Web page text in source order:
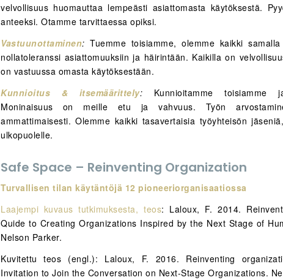
velvollisuus huomauttaa lempeästi asiattomasta käytöksestä.
anteeksi. Otamme tarvittaessa opiksi.
Vastuunottaminen:Tuemme toisiamme, olemme kaikki
nollatoleranssi asiattomuuksiin ja häirintään. Kaikilla on
on vastuussa omasta käytöksestään.
Kunnioitus & itsemäärittely: Kunnioitamme toisiamme
Moninaisuus on meille etu ja vahvuus. Työn
ammattimaisesti. Olemme kaikki tasavertaisia työyhteisön
ulkopuolelle.
Safe Space – Reinventing Organization
Turvallisen tilan käytäntöjä 12 pioneeriorganisaatiossa
Laajempi kuvaus tutkimuksesta, teos: Laloux, F. 2014.
Quide to Creating Organizations Inspired by the Next Stage of
Nelson Parker.
Kuvitettu teos (engl.): Laloux, F. 2016. Reinventing
Invitation to Join the Conversation on Next-Stage Organizations.